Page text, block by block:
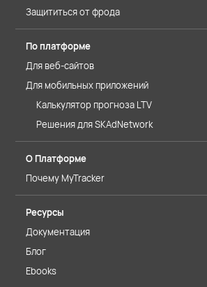
Защититься от фрода
По платформе
Для веб-сайтов
Для мобильных приложений
Калькулятор прогноза LTV
Решения для SKAdNetwork
О Платформе
Почему MyTracker
Ресурсы
Документация
Блог
Ebooks